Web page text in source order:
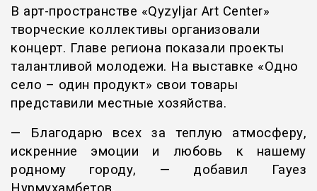
В арт-пространстве «Qyzyljar Art Center»
творческие коллективы организовали
концерт. Главе региона показали проекты
талантливой молодежи. На выставке «Одно
село – один продукт» свои товары
представили местные хозяйства.
— Благодарю всех за теплую атмосферу,
искренние эмоции и любовь к нашему
родному городу, — добавил Гауез